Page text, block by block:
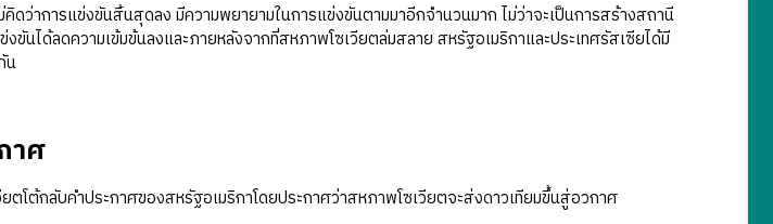
การแข่งขันสิ้นสุดลง มีความพยายามในการแข่งขันตามมาอีกจำนวนมาก ไม่ว่าจะเป็นการสร้างสถานี
นได้ลดความเข้มข้นลงและภายหลังจากที่สหภาพโซเวียตล่มสลาย สหรัฐอเมริกาและประเทศรัสเซียได้มี
น
าศ
ตโต้กลับคำประกาศของสหรัฐอเมริกาโดยประกาศว่าสหภาพโซเวียตจะส่งดาวเทียมขึ้นสู่อวกาศ